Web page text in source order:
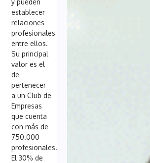
y pueden
establecer
relaciones
profesionales
entre ellos.
Su principal
valor es el
de
pertenecer
a un Club de
Empresas
que cuenta
con más de
750.000
profesionales.
El 30% de